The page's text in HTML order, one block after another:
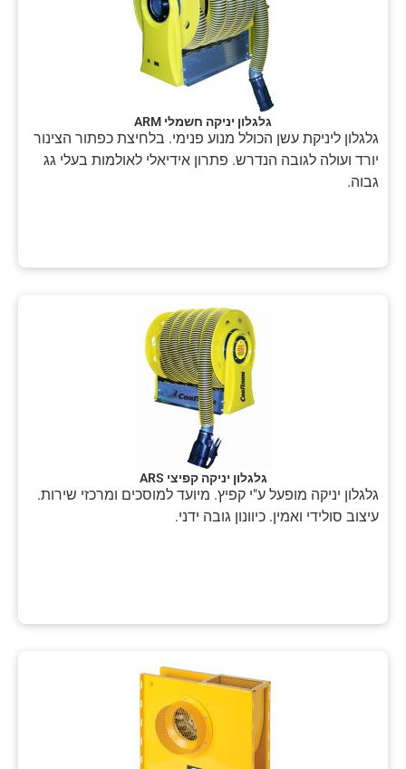
גלגלון יניקה חשמלי ARM
גלגלון ליניקת עשן הכולל מנוע פנימי. בלחיצת כפתור הצינור
יורד ועולה לגובה הנדרש. פתרון אידיאלי לאולמות בעלי גג
גבוה.
גלגלון יניקה קפיצי ARS
גלגלון יניקה מופעל ע"י קפיץ. מיועד למוסכים ומרכזי שירות.
עיצוב סולידי ואמין. כיוונון גובה ידני.